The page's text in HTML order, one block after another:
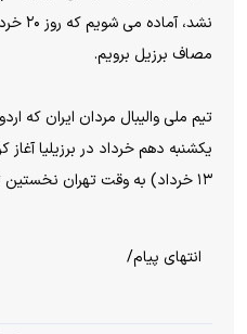
نشد،
مصاف برزیل برویم.
تیم ملی والیبال مردان ایران که
یکشنبه دهم خرداد در برزیلیا آغاز
۱۳ خرداد) به وقت تهران نخستین تمرین توپی خود را برگزار کرد.
انتهای پیام/